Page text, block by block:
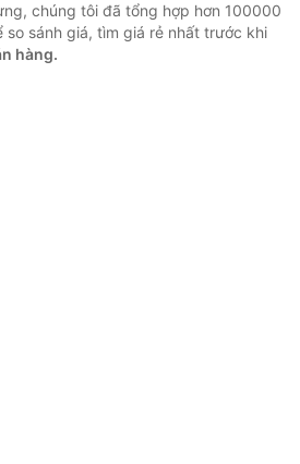
chúng tôi đã tổng hợp hơn 100000
sánh giá, tìm giá rẻ nhất trước khi
hàng.